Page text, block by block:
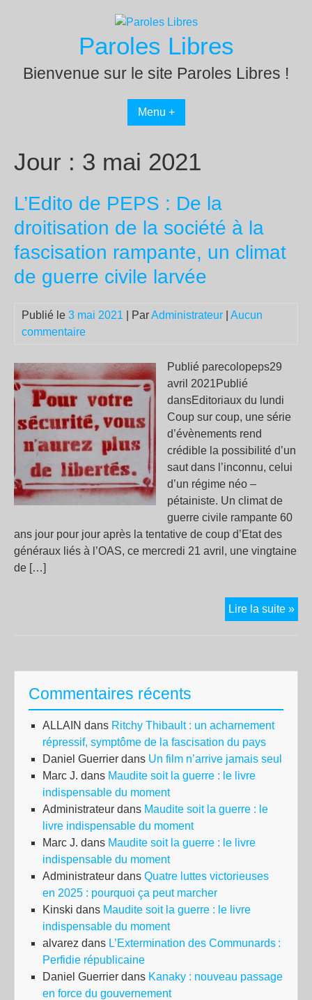
Paroles Libres
Bienvenue sur le site Paroles Libres !
Menu +
Jour : 3 mai 2021
L’Edito de PEPS : De la
droitisation de la société à la
fascisation rampante, un climat
de guerre civile larvée
Publié le 3 mai 2021 | ParAdministrateur
Aucun
commentaire
Publié parecolopeps29
avril 2021Publié
dansEditoriaux du lundi
Coup sur coup, une série
d’évènements rend
crédible la possibilité d’un
saut dans l’inconnu, celui
d’un régime néo –
pétainiste. Un climat de
guerre civile rampante 60
ans jour pour jour après la tentative de coup d’Etat des
généraux liés à l’OAS, ce mercredi 21 avril, une vingtaine
de […]
Lire la suite »
de
De
Commentaires récents
ALLAIN dans Ritchy Thibault : un acharnement
répressif, symptôme de la fascisation du pays
Daniel Guerrier dans Un film n’arrive jamais seul
Marc J. dans Maudite soit la guerre : le livre
indispensable du moment
Administrateur dans Maudite soit la guerre : le
livre indispensable du moment
Marc J. dans Maudite soit la guerre : le livre
indispensable du moment
Administrateur dans Quatre luttes victorieuses
en 2025 : pourquoi ça peut marcher
Kinski dans Maudite soit la guerre : le livre
indispensable du moment
alvarez dans L’Extermination des Communards :
Perfidie républicaine
Daniel Guerrier dans Kanaky : nouveau passage
en force du gouvernement